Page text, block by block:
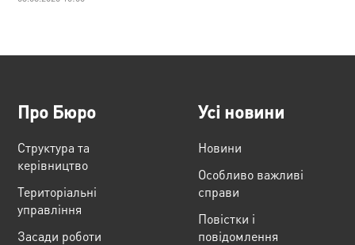
Про Бюро
Структура та
керівництво
Територіальні
управління
Засади роботи
Усі новини
Новини
Особливо важливі
справи
Повістки і
повідомлення